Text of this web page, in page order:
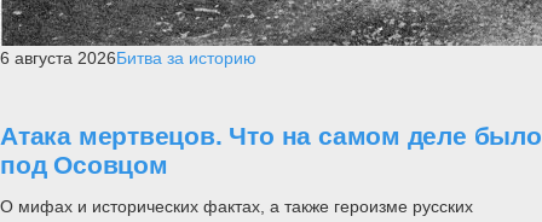
6 августа 2026Битва за историю
Атака мертвецов. Что на самом деле было
под Осовцом
О мифах и исторических фактах, а также героизме русских